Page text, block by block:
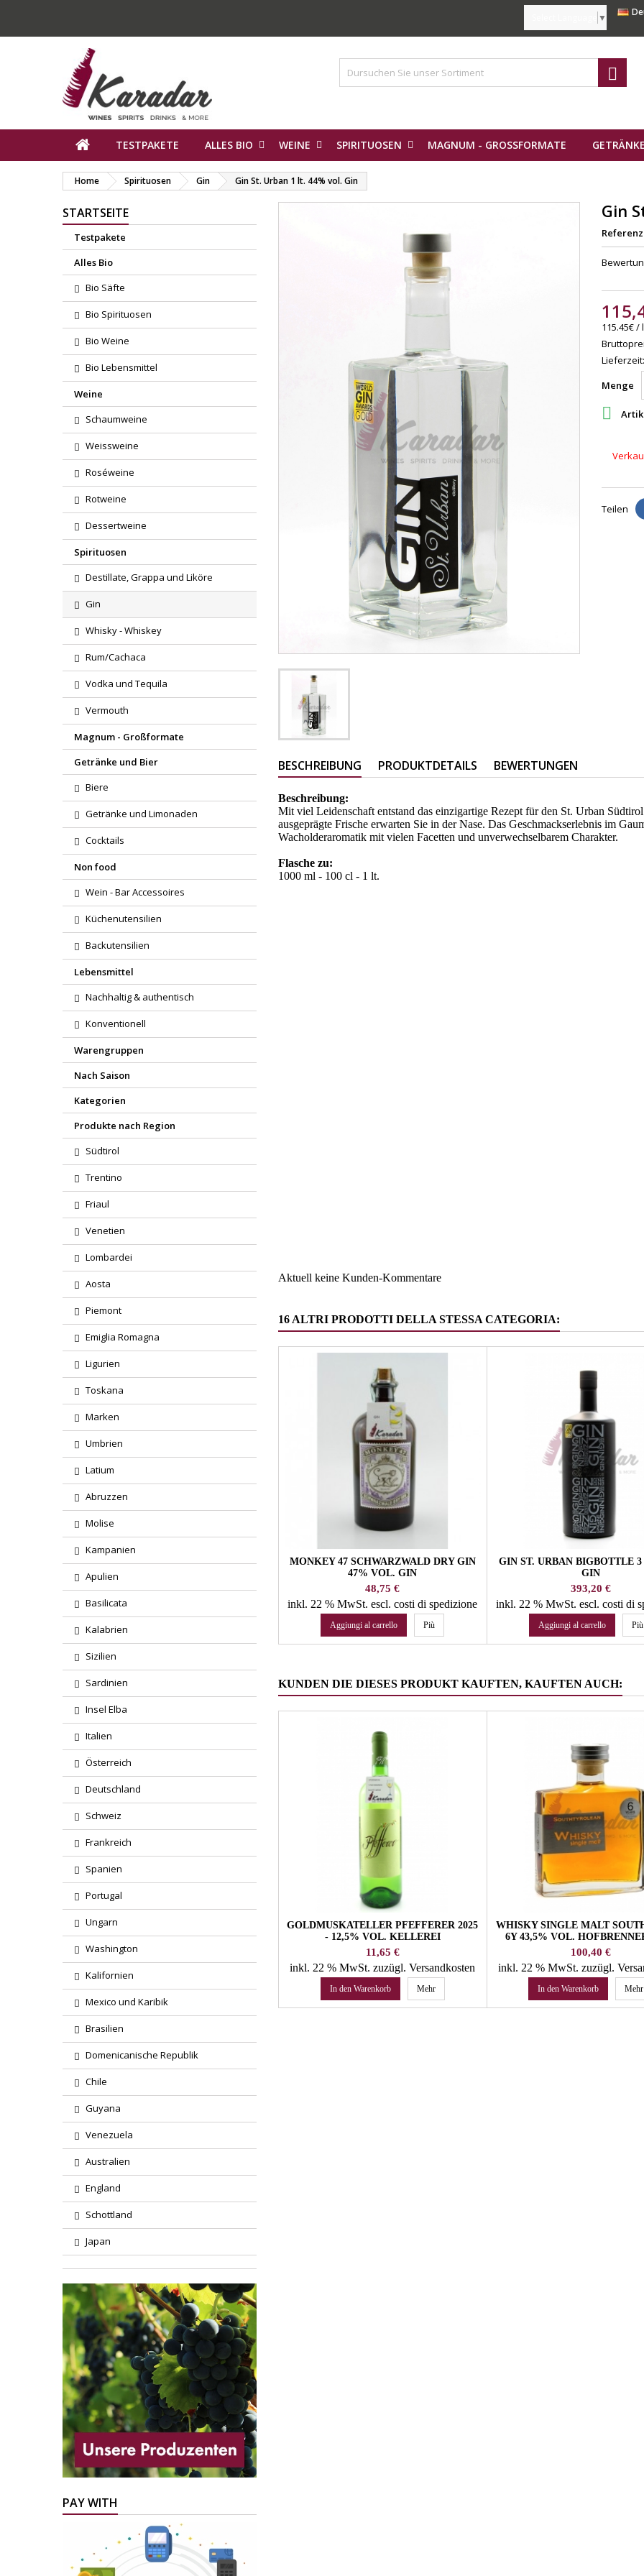
▼

TESTPAKETE ALLES BIO WEINE SPIRITUOSEN MAGNUM - GROSSFORMATE
Home Spirituosen Gin Gin St. Urban 1 lt. 44% vol. Gin
STARTSEITE
Testpakete
Alles Bio
Bio Säfte
Bio Spirituosen
Bio Weine
Bio Lebensmittel
Weine
Schaumweine
Weissweine
Roséweine
Rotweine
Dessertweine
Spirituosen
Destillate, Grappa und Liköre
Gin
Whisky - Whiskey
Rum/Cachaca
Vodka und Tequila
Vermouth
Magnum - Großformate
Getränke und Bier
Biere
Getränke und Limonaden
Cocktails
Non food
Wein - Bar Accessoires
Küchenutensilien
Backutensilien
Lebensmittel
Nachhaltig & authentisch
Konventionell
Warengruppen
Nach Saison
Kategorien
Produkte nach Region
Südtirol
Trentino
Friaul
Venetien
Lombardei
Aosta
Piemont
Emiglia Romagna
Ligurien
Toskana
Marken
Umbrien
Latium
Abruzzen
Molise
Kampanien
Apulien
Basilicata
Kalabrien
Sizilien
Sardinien
Insel Elba
Italien
Österreich
Deutschland
Schweiz
Frankreich
Spanien
Portugal
Ungarn
Washington
Kalifornien
Mexico und Karibik
Brasilien
Domenicanische Republik
Chile
Guyana
Venezuela
Australien
England
Schottland
Japan
PAY WITH
Gin
Referenz
115.45€ /
Menge

Teilen
BESCHREIBUNG PRODUKTDETAILS BEWERTUNGEN
Beschreibung:
Mit viel Leidenschaft entstand das einzigartige Rezept für den St. Urban
ausgeprägte Frische erwarten Sie in der Nase. Das Geschmackserlebnis im
Wacholderaromatik mit vielen Facetten und unverwechselbarem Charakter.
Flasche zu:
1000 ml - 100 cl - 1 lt.
Aktuell keine Kunden-Kommentare
16 ALTRI PRODOTTI DELLA STESSA CATEGORIA:
MONKEY 47 SCHWARZWALD DRY GIN
47% VOL. GIN
Prezzo
48,75 €
inkl. 22 % MwSt.escl. costi di spedizione
Aggiungi al carrello Più
GIN ST. URBAN BIGBOTTLE 3
GIN
Prezzo
393,20 €
inkl. 22 % MwSt. escl. costi di
Aggiungi al carrello Più
KUNDEN DIE DIESES PRODUKT KAUFTEN, KAUFTEN AUCH:
GOLDMUSKATELLER PFEFFERER 2025
- 12,5% VOL. KELLEREI
SCHRECKBICHL
Preis
11,65 €
inkl. 22 % MwSt.zuzügl. Versandkosten
In den Warenkorb Mehr
WHISKY SINGLE MALT
6Y 43,5% VOL.
URBAN
Preis
100,40 €
inkl. 22 % MwSt. zuzügl.
In den Warenkorb Mehr